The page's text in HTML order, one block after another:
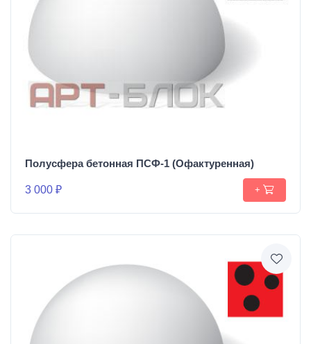
Полусфера бетонная ПСФ-1 (Офактуренная)
3 000 ₽ +